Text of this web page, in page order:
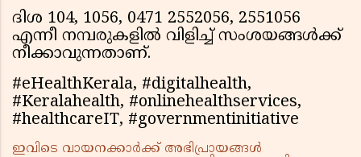
ദിശ 104, 1056, 0471 2552056, 2551056
എന്നീ നമ്പരുകളില്‍ വിളിച്ച് സംശയങ്ങള്‍ക്ക്
നീക്കാവുന്നതാണ്.
#eHealthKerala, #digitalhealth,
#Keralahealth, #onlinehealthservices,
#healthcareIT, #governmentinitiative
ഇവിടെ വായനക്കാർക്ക് അഭിപ്രായങ്ങൾ